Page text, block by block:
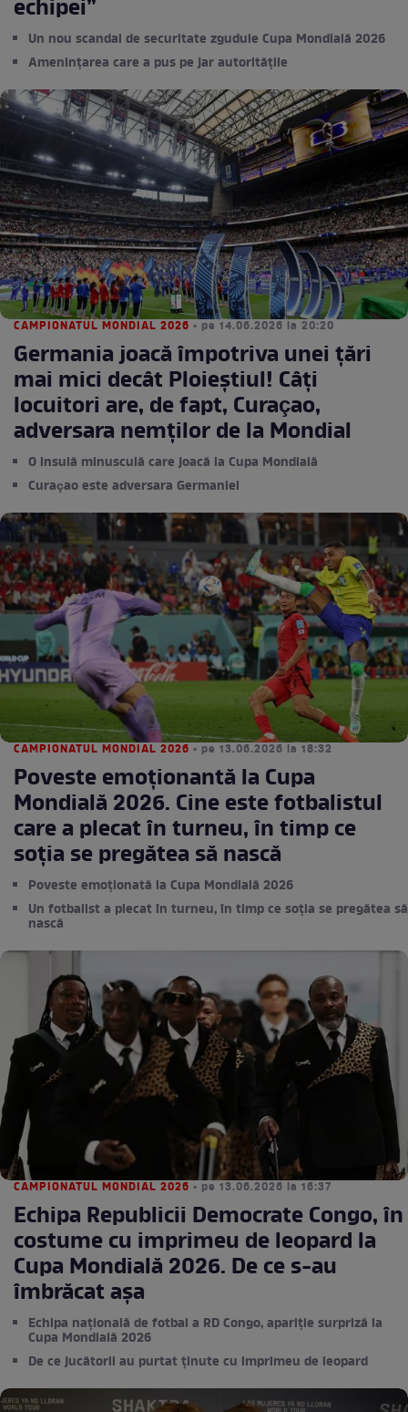
echipei”
Un nou scandal de securitate zguduie Cupa Mondială 2026
Amenințarea care a pus pe jar autoritățile
CAMPIONATUL MONDIAL 2026 • pe 14.06.2026 la 20:20
Germania joacă împotriva unei țări
mai mici decât Ploieștiul! Câți
locuitori are, de fapt, Curaçao,
adversara nemților de la Mondial
O insulă minusculă care joacă la Cupa Mondială
Curaçao este adversara Germaniei
CAMPIONATUL MONDIAL 2026 • pe 13.06.2026 la 18:32
Poveste emoționantă la Cupa
Mondială 2026. Cine este fotbalistul
care a plecat în turneu, în timp ce
soția se pregătea să nască
Poveste emoționată la Cupa Mondială 2026
Un fotbalist a plecat în turneu, în timp ce soția se pregătea să
nască
CAMPIONATUL MONDIAL 2026 • pe 13.06.2026 la 16:37
Echipa Republicii Democrate Congo, în
costume cu imprimeu de leopard la
Cupa Mondială 2026. De ce s-au
îmbrăcat așa
Echipa națională de fotbal a RD Congo, apariție surpriză la
Cupa Mondială 2026
De ce jucătorii au purtat ținute cu imprimeu de leopard